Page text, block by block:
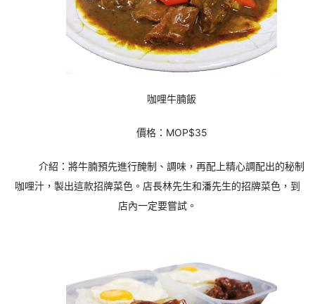
咖哩牛腩飯
價格：MOP$35
介紹：將牛腩預先進行醃制、調味，再配上精心調配出的秘制
咖哩汁，製出這款招牌菜色。店長林先生和潘先生的招牌菜色，到
店內一定要嘗試。